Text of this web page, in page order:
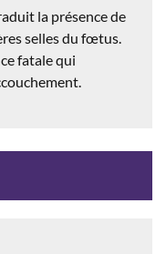
la présence de
selles du fœtus.
fatale qui